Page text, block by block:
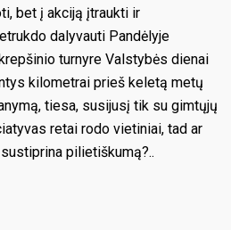
bet į akciją įtraukti ir
dalyvauti Pandėlyje
turnyre Valstybės dienai
kilometrai prieš keletą metų
tiesa, susijusį tik su gimtųjų
retai rodo vietiniai, tad ar
pilietiškumą?..